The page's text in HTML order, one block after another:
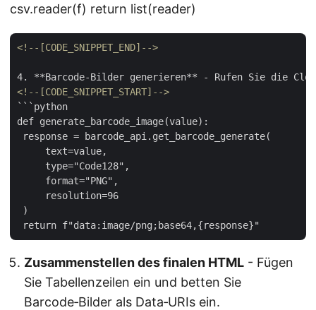
csv.reader(f) return list(reader)
<!--[CODE_SNIPPET_END]-->
<!--[CODE_SNIPPET_START]-->
```python
def generate_barcode_image(value):
response = barcode_api.get_barcode_generate(
     text=value,
     type="Code128",
     format="PNG",
     resolution=96
)
Zusammenstellen des finalen HTML - Fügen
Sie Tabellenzeilen ein und betten Sie
Barcode‑Bilder als Data‑URIs ein.